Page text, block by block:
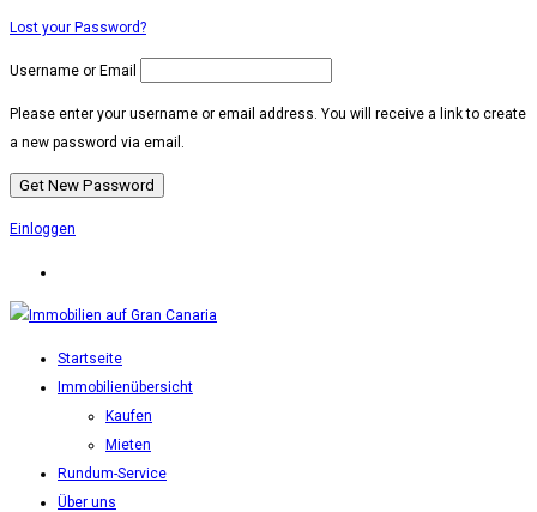
Lost your Password?
Username or Email
Please enter your username or email address. You will receive a link to create
a new password via email.
Einloggen
Startseite
Immobilienübersicht
Kaufen
Mieten
Rundum-Service
Über uns